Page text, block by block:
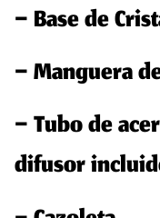
– Base de
– Manguera
– Tubo de
difusor